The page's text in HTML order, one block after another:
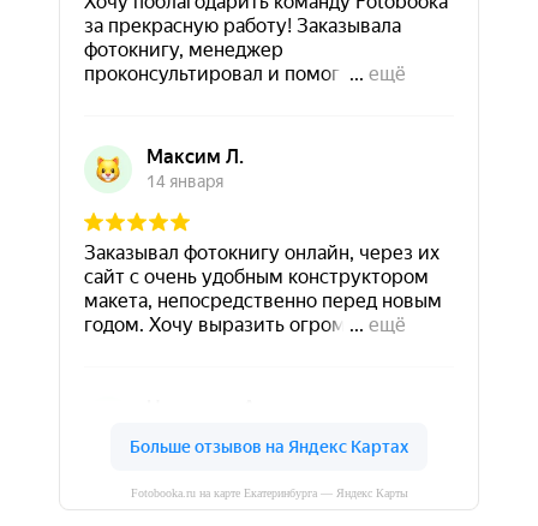
Fotobooka.ru на карте Екатеринбурга — Яндекс Карты